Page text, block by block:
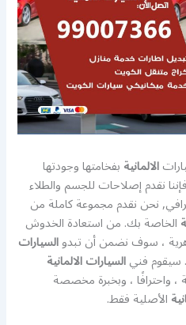
الالمانيةبفخامتها وجودتها
نقدم إصلاحات للجسم والطلاء
نحن نقدم مجموعة كاملة من
الخاصة بك. من استعادة الخدوش
، سوف نضمن أن تبدوالسيارات
سيقوم فنيالسيارات الالمانية
واحترافًا ، وبخبرة مخصصة
الأصلية فقط.